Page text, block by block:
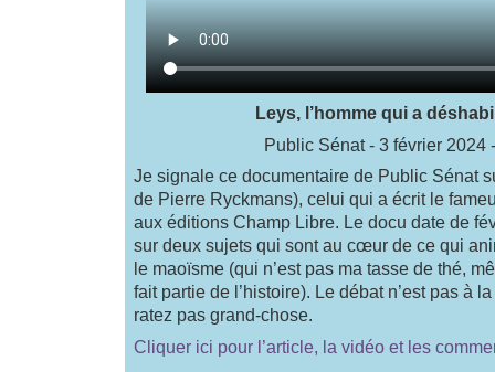
Leys, l’homme qui a
Public Sénat - 3 février 2024
Je signale ce documentaire de Public Sénat
de Pierre Ryckmans), celui qui a écrit le
aux éditions Champ Libre. Le docu date de
sur deux sujets qui sont au cœur de ce qui
le maoïsme (qui n’est pas ma tasse de thé,
fait partie de l’histoire). Le débat n’est pas à
ratez pas grand-chose.
Cliquer ici pour l’article, la vidéo et les